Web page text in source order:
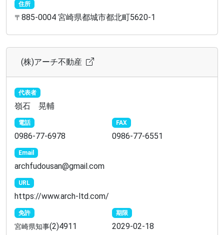
住所
〒 885-0004 宮崎県都城市都北町5620-1
(株)アーチ不動産
代表者
嶺石 晃輔
電話
0986-77-6978
FAX
0986-77-6551
Email
archfudousan@gmail.com
URL
https://www.arch-ltd.com/
免許
宮崎県知事(2)4911
期限
2029-02-18